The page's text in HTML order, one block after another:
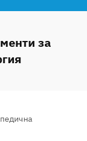
за